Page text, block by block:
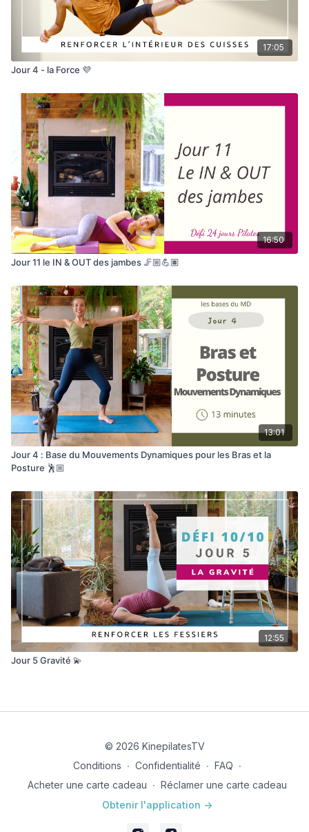
17:05
Jour 4 - la Force 💜
16:50
Jour 11 le IN & OUT des jambes 🦵🏼💪🏽
13:01
Jour 4 : Base du Mouvements Dynamiques pour les Bras et la
Posture 🕺🏼
12:55
Jour 5 Gravité 💫
© 2026 KinepilatesTV
Conditions ∙ Confidentialité ∙ FAQ ∙
Acheter une carte cadeau ∙ Réclamer une carte cadeau
Obtenir l'application ->